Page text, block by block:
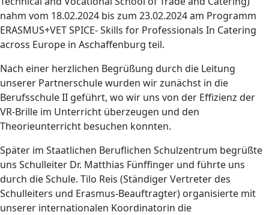
nahm vom 18.02.2024 bis zum 23.02.2024 am Programm
ERASMUS+VET SPICE- Skills for Professionals In Catering
across Europe in Aschaffenburg teil.
Nach einer herzlichen Begrüßung durch die Leitung
unserer Partnerschule wurden wir zunächst in die
Berufsschule II geführt, wo wir uns von der Effizienz der
VR-Brille im Unterricht überzeugen und den
Theorieunterricht besuchen konnten.
Später im Staatlichen Beruflichen Schulzentrum begrüßte
uns Schulleiter Dr. Matthias Fünffinger und führte uns
durch die Schule. Tilo Reis (Ständiger Vertreter des
Schulleiters und Erasmus-Beauftragter) organisierte mit
unserer internationalen Koordinatorin die